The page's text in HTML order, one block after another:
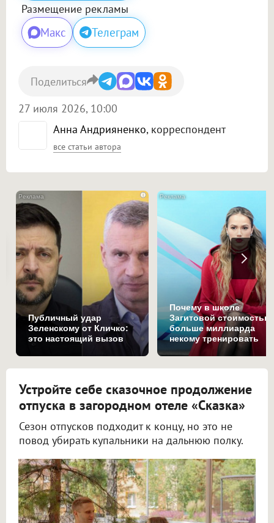
Размещение рекламы
Макс Телеграм
Анна Андрияненко, корреспондент
все статьи автора
27 июля 2026, 10:00
Поделиться
i
Публичный удар
Зеленскому от Кличко:
это настоящий вызов
Почему в школе
Загитовой стоимостью
больше миллиарда
некому тренировать
Устройте себе сказочное продолжение
отпуска в загородном отеле «Сказка»
Сезон отпусков подходит к концу, но это не
повод убирать купальники на дальнюю полку.